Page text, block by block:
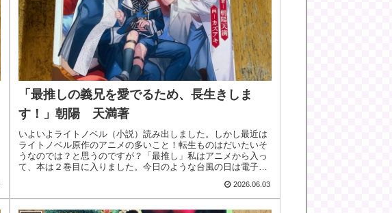
「最推しの義兄を愛でるため、長生きしま
す！」朝陽 天満著
いよいよライトノベル（小説）読み出しました。しかし最近は
ライトノベル原作のアニメの多いこと！転生ものはだいたいそ
うなのでは？と思うのですが？「最推し」私はアニメから入っ
て、本は２巻目に入りました。今日のような台風の日は電子書
2026.06.03